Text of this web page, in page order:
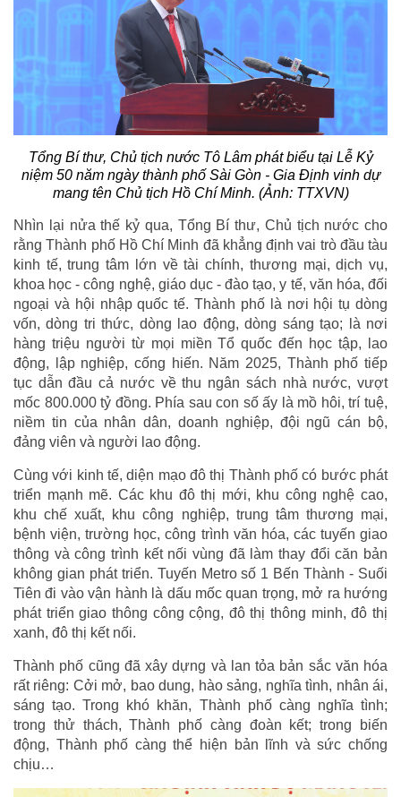
Tổng Bí thư, Chủ tịch nước Tô Lâm phát biểu tại Lễ Kỷ
niệm 50 năm ngày thành phố Sài Gòn - Gia Định vinh dự
mang tên Chủ tịch Hồ Chí Minh. (Ảnh: TTXVN)
Nhìn lại nửa thế kỷ qua, Tổng Bí thư, Chủ tịch nước cho
rằng Thành phố Hồ Chí Minh đã khẳng định vai trò đầu tàu
kinh tế, trung tâm lớn về tài chính, thương mại, dịch vụ,
khoa học - công nghệ, giáo dục - đào tạo, y tế, văn hóa, đối
ngoại và hội nhập quốc tế. Thành phố là nơi hội tụ dòng
vốn, dòng tri thức, dòng lao động, dòng sáng tạo; là nơi
hàng triệu người từ mọi miền Tổ quốc đến học tập, lao
động, lập nghiệp, cống hiến. Năm 2025, Thành phố tiếp
tục dẫn đầu cả nước về thu ngân sách nhà nước, vượt
mốc 800.000 tỷ đồng. Phía sau con số ấy là mồ hôi, trí tuệ,
niềm tin của nhân dân, doanh nghiệp, đội ngũ cán bộ,
đảng viên và người lao động.
Cùng với kinh tế, diện mạo đô thị Thành phố có bước phát
triển mạnh mẽ. Các khu đô thị mới, khu công nghệ cao,
khu chế xuất, khu công nghiệp, trung tâm thương mại,
bệnh viện, trường học, công trình văn hóa, các tuyến giao
thông và công trình kết nối vùng đã làm thay đổi căn bản
không gian phát triển. Tuyến Metro số 1 Bến Thành - Suối
Tiên đi vào vận hành là dấu mốc quan trọng, mở ra hướng
phát triển giao thông công cộng, đô thị thông minh, đô thị
xanh, đô thị kết nối.
Thành phố cũng đã xây dựng và lan tỏa bản sắc văn hóa
rất riêng: Cởi mở, bao dung, hào sảng, nghĩa tình, nhân ái,
sáng tạo. Trong khó khăn, Thành phố càng nghĩa tình;
trong thử thách, Thành phố càng đoàn kết; trong biến
động, Thành phố càng thể hiện bản lĩnh và sức chống
chịu…